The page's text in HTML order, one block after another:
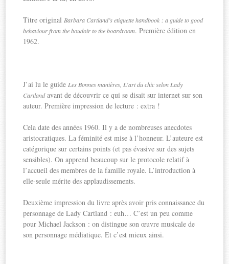
Titre originalBarbara Cartland’s etiquette handbook : a guide to good
behaviour from the boudoir to the boardroom. Première édition en
1962.
J’ai lu le guideLes Bonnes manières, L’art du chic selon Lady
Cartlandavant de découvrir ce qui se disait sur internet sur son
auteur. Première impression de lecture : extra !
Cela date des années 1960. Il y a de nombreuses anecdotes
aristocratiques. La féminité est mise à l’honneur. L’auteure est
catégorique sur certains points (et pas évasive sur des sujets
sensibles). On apprend beaucoup sur le protocole relatif à
l’accueil des membres de la famille royale. L’introduction à
elle-seule mérite des applaudissements.
Deuxième impression du livre après avoir pris connaissance du
personnage de Lady Cartland : euh… C’est un peu comme
pour Michael Jackson : on distingue son œuvre musicale de
son personnage médiatique. Et c’est mieux ainsi.